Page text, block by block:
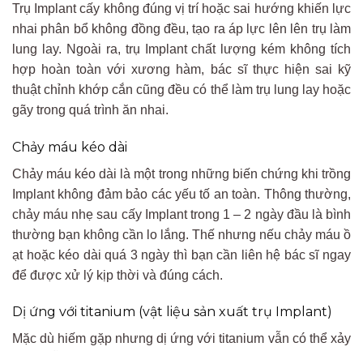
Trụ Implant cấy không đúng vị trí hoặc sai hướng khiến lực
nhai phân bổ không đồng đều, tạo ra áp lực lên lên trụ làm
lung lay. Ngoài ra, trụ Implant chất lượng kém không tích
hợp hoàn toàn với xương hàm, bác sĩ thực hiện sai kỹ
thuật chỉnh khớp cắn cũng đều có thể làm trụ lung lay hoặc
gãy trong quá trình ăn nhai.
Chảy máu kéo dài
Chảy máu kéo dài là một trong những biến chứng khi trồng
Implant không đảm bảo các yếu tố an toàn. Thông thường,
chảy máu nhẹ sau cấy Implant trong 1 – 2 ngày đầu là bình
thường bạn không cần lo lắng. Thế nhưng nếu chảy máu ồ
ạt hoặc kéo dài quá 3 ngày thì bạn cần liên hệ bác sĩ ngay
để được xử lý kịp thời và đúng cách.
Dị ứng với titanium (vật liệu sản xuất trụ Implant)
Mặc dù hiếm gặp nhưng dị ứng với titanium vẫn có thể xảy